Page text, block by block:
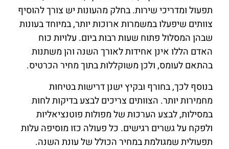
תפעול ומדריכי שירות. בחלק מהעונות יש צורך להוסיף
צוותים שיפעלו במשמרות ארוכות יותר, במיוחד בעונות
שבהן המסלול פתוח שעות רבות ביום. עלויות כוח
האדם הללו אינן אחידות לאורך השנה והן משתנות
בהתאם לעומס, ולכן משוקללות בתוך מחיר הכרטיס.
בנוסף לכך, בחורף ובקיץ ישנן דרישות בטיחות
מחמירות יותר. הצוותים צריכים לבצע בדיקות לחות
במסילות, לבצע הערכות של מפולות פוטנציאליות
ולפקח על גשרים רגישים. כל פעולה כזו מוסיפה עלות
תפעולית שמגולמת במחיר הכולל של עונת השנה.